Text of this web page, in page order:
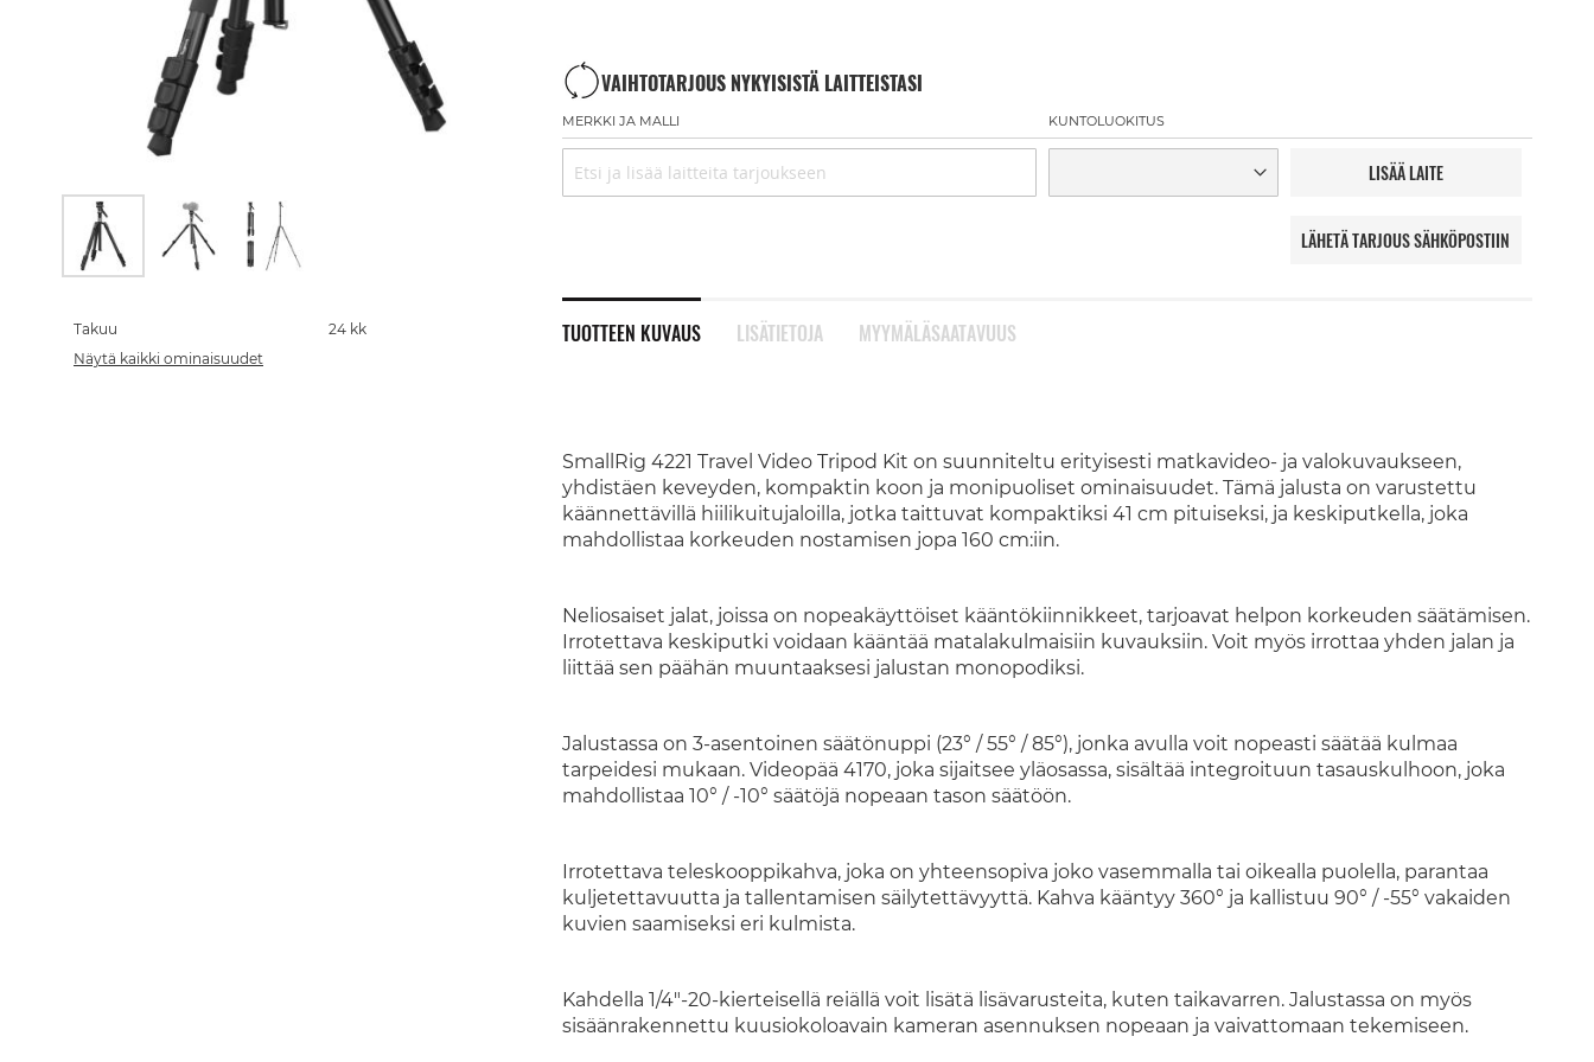
VAIHTOTARJOUS NYKYISISTÄ LAITTEISTASI
MERKKI JA MALLI KUNTOLUOKITUS
LISÄÄ LAITE
LÄHETÄ TARJOUS SÄHKÖPOSTIIN
TUOTTEEN KUVAUS
SmallRig 4221 Travel Video Tripod Kit on suunniteltu erityisesti matkavideo- ja valokuvaukseen,
yhdistäen keveyden, kompaktin koon ja monipuoliset ominaisuudet. Tämä jalusta on varustettu
käännettävillä hiilikuitujaloilla, jotka taittuvat kompaktiksi 41 cm pituiseksi, ja keskiputkella, joka
mahdollistaa korkeuden nostamisen jopa 160 cm:iin.
Neliosaiset jalat, joissa on nopeakäyttöiset kääntökiinnikkeet, tarjoavat helpon korkeuden säätämisen.
Irrotettava keskiputki voidaan kääntää matalakulmaisiin kuvauksiin. Voit myös irrottaa yhden jalan ja
liittää sen päähän muuntaaksesi jalustan monopodiksi.
Jalustassa on 3-asentoinen säätönuppi (23° / 55° / 85°), jonka avulla voit nopeasti säätää kulmaa
tarpeidesi mukaan. Videopää 4170, joka sijaitsee yläosassa, sisältää integroituun tasauskulhoon, joka
mahdollistaa 10° / -10° säätöjä nopeaan tason säätöön.
Irrotettava teleskooppikahva, joka on yhteensopiva joko vasemmalla tai oikealla puolella, parantaa
kuljetettavuutta ja tallentamisen säilytettävyyttä. Kahva kääntyy 360° ja kallistuu 90° / -55° vakaiden
kuvien saamiseksi eri kulmista.
Kahdella 1/4"-20-kierteisellä reiällä voit lisätä lisävarusteita, kuten taikavarren. Jalustassa on myös
sisäänrakennettu kuusiokoloavain kameran asennuksen nopeaan ja vaivattomaan tekemiseen.
LISÄTIETOJA MYYMÄLÄSAATAVUUS
the
beginning
of
Takuu
24 kk
Näytä kaikki ominaisuudet